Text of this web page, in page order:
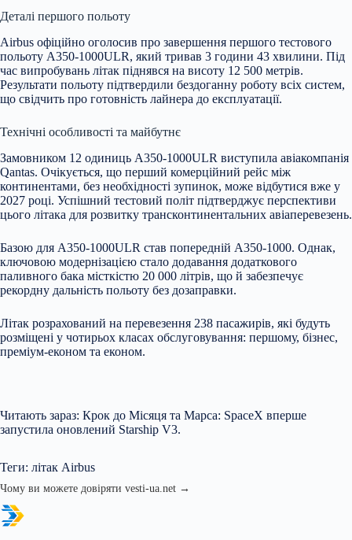
Деталі першого польоту
Airbus офіційно оголосив про завершення першого тестового
польоту A350-1000ULR, який тривав 3 години 43 хвилини. Під
час випробувань літак піднявся на висоту 12 500 метрів.
Результати польоту підтвердили бездоганну роботу всіх систем,
що свідчить про готовність лайнера до експлуатації.
Технічні особливості та майбутнє
Замовником 12 одиниць A350-1000ULR виступила авіакомпанія
Qantas. Очікується, що перший комерційний рейс між
континентами, без необхідності зупинок, може відбутися вже у
2027 році. Успішний тестовий політ підтверджує перспективи
цього літака для розвитку трансконтинентальних авіаперевезень.
Базою для A350-1000ULR став попередній A350-1000. Однак,
ключовою модернізацією стало додавання додаткового
паливного бака місткістю 20 000 літрів, що й забезпечує
рекордну дальність польоту без дозаправки.
Літак розрахований на перевезення 238 пасажирів, які будуть
розміщені у чотирьох класах обслуговування: першому, бізнес,
преміум-економ та економ.
Читають зараз: Крок до Місяця та Марса: SpaceX вперше
запустила оновлений Starship V3.
Теги: літак Airbus
Чому ви можете довіряти vesti-ua.net →